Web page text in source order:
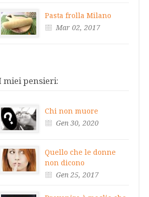
Pasta frolla Milano
Mar 02, 2017
miei pensieri:
Chi non muore
Gen 30, 2020
Quello che le donne
non dicono
Gen 25, 2017